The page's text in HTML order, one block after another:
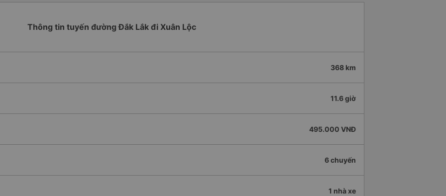
Thông tin tuyến đường Đắk Lắk đi Xuân Lộc
368 km
11.6 giờ
495.000 VNĐ
6 chuyến
1 nhà xe